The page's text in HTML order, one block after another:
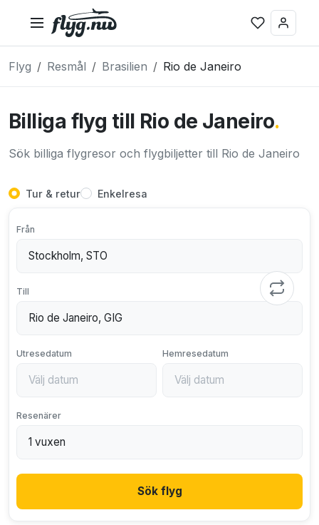
Flyg Resmål Brasilien Rio de Janeiro
Billiga flyg till Rio de Janeiro.
Sök billiga flygresor och flygbiljetter till Rio de Janeiro
Tur & retur Enkelresa
Från
Till
Utresedatum Hemresedatum
Resenärer
Sök flyg